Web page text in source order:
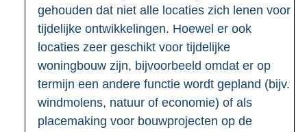
gehouden dat niet alle locaties zich lenen voor
tijdelijke ontwikkelingen. Hoewel er ook
locaties zeer geschikt voor tijdelijke
woningbouw zijn, bijvoorbeeld omdat er op
termijn een andere functie wordt gepland (bijv.
windmolens, natuur of economie) of als
placemaking voor bouwprojecten op de